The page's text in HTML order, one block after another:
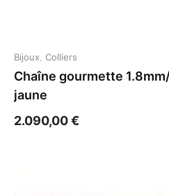
Bijoux Colliers
Chaîne gourmette
jaune
2.090,00€